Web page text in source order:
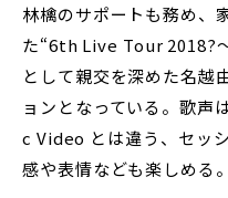
林檎のサポートも務め、
た“6th Live Tour 2018?
として親交を深めた名越
ョンとなっている。歌声
c Video とは違う、セッ
感や表情なども楽しめる。